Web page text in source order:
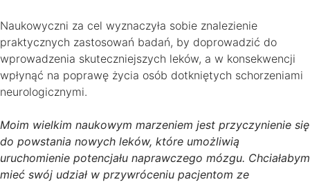
Naukowyczni za cel wyznaczyła sobie znalezienie
praktycznych zastosowań badań, by doprowadzić do
wprowadzenia skuteczniejszych leków, a w konsekwencji
wpłynąć na poprawę życia osób dotkniętych schorzeniami
neurologicznymi.
Moim wielkim naukowym marzeniem jest przyczynienie się
do powstania nowych leków, które umożliwią
uruchomienie potencjału naprawczego mózgu. Chciałabym
mieć swój udział w przywróceniu pacjentom ze